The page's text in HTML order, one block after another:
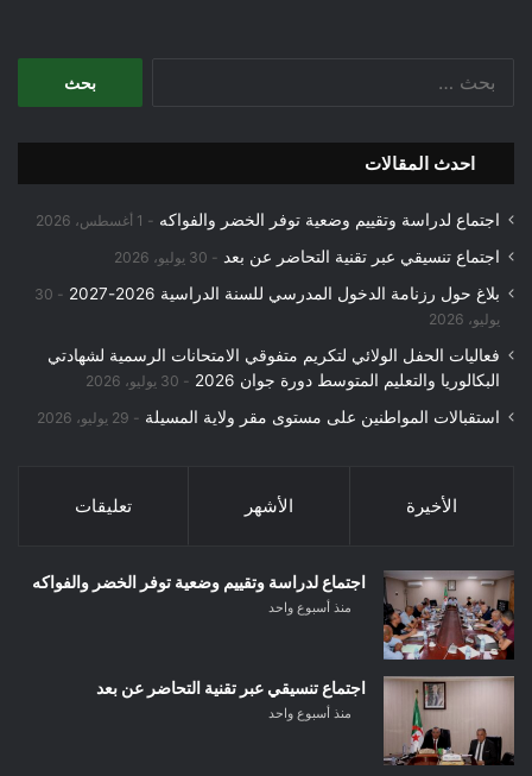
احدث المقالات
اجتماع لدراسة وتقييم وضعية توفر الخضر والفواكه 1 أغسطس، 2026
اجتماع تنسيقي عبر تقنية التحاضر عن بعد 30 يوليو، 2026
بلاغ حول رزنامة الدخول المدرسي للسنة الدراسية 2026-2027
30
يوليو، 2026
فعاليات الحفل الولائي لتكريم متفوقي الامتحانات الرسمية لشهادتي
البكالوريا والتعليم المتوسط دورة جوان 2026
30 يوليو، 2026
استقبالات المواطنين على مستوى مقر ولاية المسيلة 29 يوليو، 2026
الأخيرة الأشهر تعليقات
اجتماع لدراسة وتقييم وضعية توفر الخضر والفواكه
منذ أسبوع واحد
اجتماع تنسيقي عبر تقنية التحاضر عن بعد
منذ أسبوع واحد